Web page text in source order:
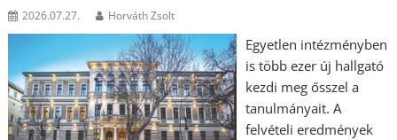
2026.07.27. Horváth Zsolt
Egyetlen intézményben
is több ezer új hallgató
kezdi meg ősszel a
tanulmányait. A
felvételi eredmények